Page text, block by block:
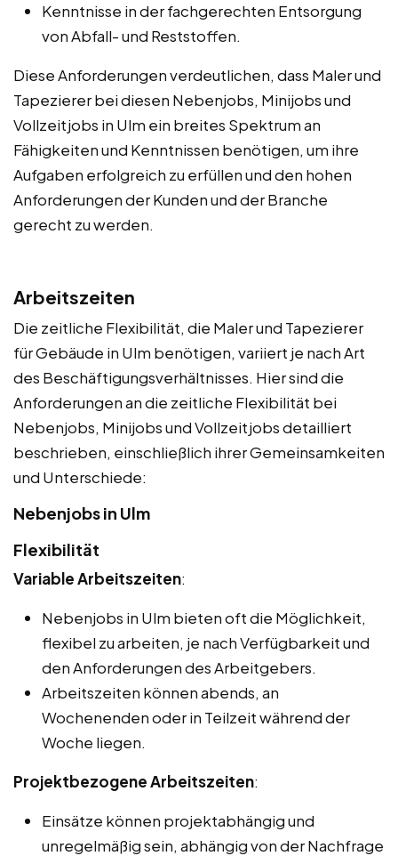
Kenntnisse in der fachgerechten Entsorgung
von Abfall- und Reststoffen.
Diese Anforderungen verdeutlichen, dass Maler und
Tapezierer bei diesen Nebenjobs, Minijobs und
Vollzeitjobs in Ulm ein breites Spektrum an
Fähigkeiten und Kenntnissen benötigen, um ihre
Aufgaben erfolgreich zu erfüllen und den hohen
Anforderungen der Kunden und der Branche
gerecht zu werden.
Arbeitszeiten
Die zeitliche Flexibilität, die Maler und Tapezierer
für Gebäude in Ulm benötigen, variiert je nach Art
des Beschäftigungsverhältnisses. Hier sind die
Anforderungen an die zeitliche Flexibilität bei
Nebenjobs, Minijobs und Vollzeitjobs detailliert
beschrieben, einschließlich ihrer Gemeinsamkeiten
und Unterschiede:
Nebenjobs in Ulm
Flexibilität
Variable Arbeitszeiten:
Nebenjobs in Ulm bieten oft die Möglichkeit,
flexibel zu arbeiten, je nach Verfügbarkeit und
den Anforderungen des Arbeitgebers.
Arbeitszeiten können abends, an
Wochenenden oder in Teilzeit während der
Woche liegen.
Projektbezogene Arbeitszeiten:
Einsätze können projektabhängig und
unregelmäßig sein, abhängig von der Nachfrage